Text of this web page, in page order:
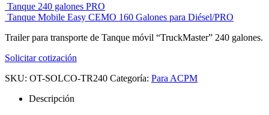
Tanque 240 galones PRO
Tanque Mobile Easy CEMO 160 Galones para Diésel/PRO
Trailer para transporte de Tanque móvil “TruckMaster” 240 galones.
Solicitar cotización
SKU: OT-SOLCO-TR240 Categoría: Para ACPM
Descripción